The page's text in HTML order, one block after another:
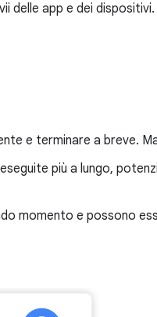
delle app e dei dispositivi.
e terminare a breve.
più a lungo,
momento e possono